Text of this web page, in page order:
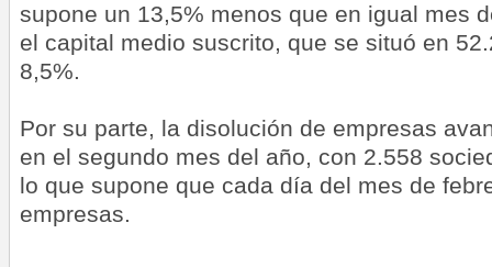
supone un 13,5% menos que en igual mes
el capital medio suscrito, que se situó en
8,5%.
Por su parte, la disolución de empresas
en el segundo mes del año, con 2.558
lo que supone que cada día del mes de
empresas.